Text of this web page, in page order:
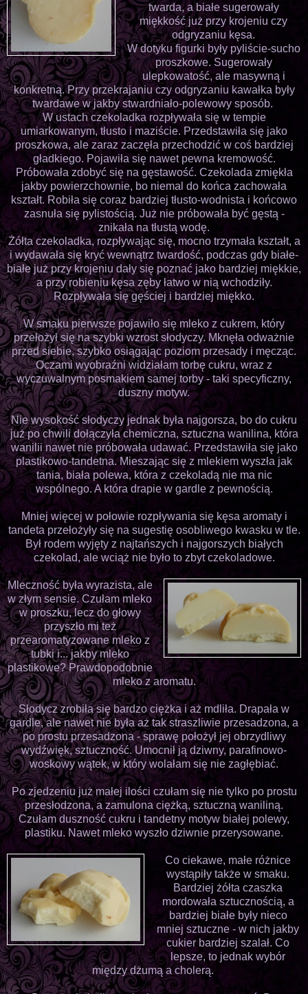
twarda, a białe sugerowały
miękkość już przy krojeniu czy
odgryzaniu kęsa.
W dotyku figurki były pyliście-sucho
proszkowe. Sugerowały
ulepkowatość, ale masywną i
konkretną. Przy przekrajaniu czy odgryzaniu kawałka były
twardawe w jakby stwardniało-polewowy sposób.
W ustach czekoladka rozpływała się w tempie
umiarkowanym, tłusto i maziście. Przedstawiła się jako
proszkowa, ale zaraz zaczęła przechodzić w coś bardziej
gładkiego. Pojawiła się nawet pewna kremowość.
Próbowała zdobyć się na gęstawość. Czekolada zmiękła
jakby powierzchownie, bo niemal do końca zachowała
kształt. Robiła się coraz bardziej tłusto-wodnista i końcowo
zasnuła się pylistością. Już nie próbowała być gęstą -
znikała na tłustą wodę.
Żółta czekoladka, rozpływając się, mocno trzymała kształt, a
i wydawała się kryć wewnątrz twardość, podczas gdy białe-
białe już przy krojeniu dały się poznać jako bardziej miękkie,
a przy robieniu kęsa zęby łatwo w nią wchodziły.
Rozpływała się gęściej i bardziej miękko.
W smaku pierwsze pojawiło się mleko z cukrem, który
przełożył się na szybki wzrost słodyczy. Mknęła odważnie
przed siebie, szybko osiągając poziom przesady i męcząc.
Oczami wyobraźni widziałam torbę cukru, wraz z
wyczuwalnym posmakiem samej torby - taki specyficzny,
duszny motyw.
Nie wysokość słodyczy jednak była najgorsza, bo do cukru
już po chwili dołączyła chemiczna, sztuczna wanilina, która
wanilii nawet nie próbowała udawać. Przedstawiła się jako
plastikowo-tandetna. Mieszając się z mlekiem wyszła jak
tania, biała polewa, która z czekoladą nie ma nic
wspólnego. A która drapie w gardle z pewnością.
Mniej więcej w połowie rozpływania się kęsa aromaty i
tandeta przełożyły się na sugestię osobliwego kwasku w tle.
Był rodem wyjęty z najtańszych i najgorszych białych
czekolad, ale wciąż nie było to zbyt czekoladowe.
Mleczność była wyrazista, ale
w złym sensie. Czułam mleko
w proszku, lecz do głowy
przyszło mi też
przearomatyzowane mleko z
tubki i... jakby mleko
plastikowe? Prawdopodobnie
mleko z aromatu.
Słodycz zrobiła się bardzo ciężka i aż mdliła. Drapała w
gardle, ale nawet nie była aż tak straszliwie przesadzona, a
po prostu przesadzona - sprawę położył jej obrzydliwy
wydźwięk, sztuczność. Umocnił ją dziwny, parafinowo-
woskowy wątek, w który wolałam się nie zagłębiać.
Po zjedzeniu już małej ilości czułam się nie tylko po prostu
przesłodzona, a zamulona ciężką, sztuczną waniliną.
Czułam duszność cukru i tandetny motyw białej polewy,
plastiku. Nawet mleko wyszło dziwnie przerysowane.
Co ciekawe, małe różnice
wystąpiły także w smaku.
Bardziej żółta czaszka
mordowała sztucznością, a
bardziej białe były nieco
mniej sztuczne - w nich jakby
cukier bardziej szalał. Co
lepsze, to jednak wybór
między dżumą a cholerą.